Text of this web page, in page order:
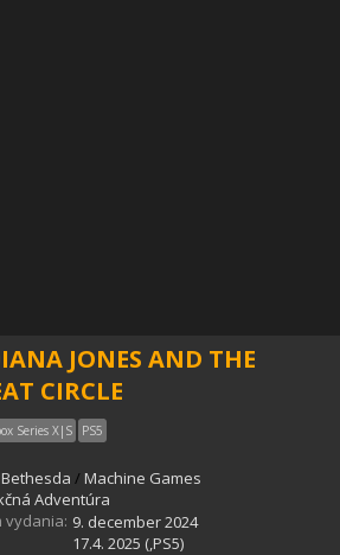
JONES AND THE
CIRCLE
Series X|S PS5
Bethesda / Machine Games
Adventúra
vydania: 9. december 2024
17.4. 2025 (,PS5)